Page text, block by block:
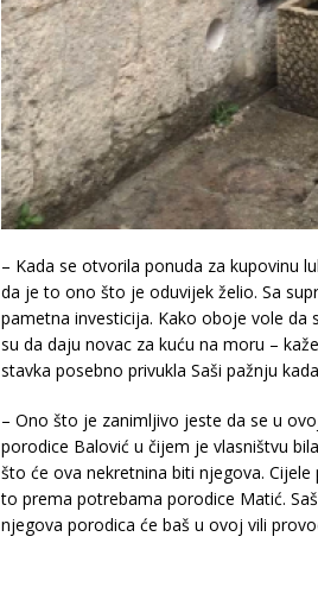
– Kada se otvorila ponuda za kupovinu
da je to ono što je oduvijek želio. Sa
pametna investicija. Kako oboje vole
su da daju novac za kuću na moru –
stavka posebno privukla Saši pažnju
– Ono što je zanimljivo jeste da se u
porodice Balović u čijem je vlasništvu
što će ova nekretnina biti njegova.
to prema potrebama porodice Matić.
njegova porodica će baš u ovoj vili